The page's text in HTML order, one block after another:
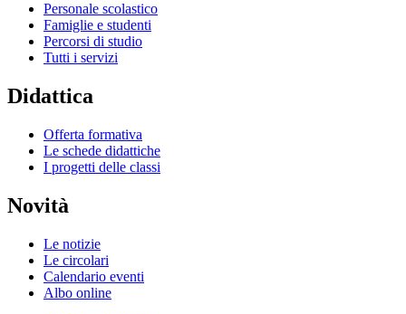
Personale scolastico
Famiglie e studenti
Percorsi di studio
Tutti i servizi
Didattica
Offerta formativa
Le schede didattiche
I progetti delle classi
Novità
Le notizie
Le circolari
Calendario eventi
Albo online